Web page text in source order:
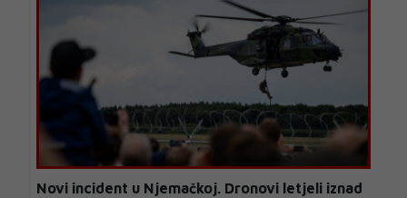
Novi incident u Njemačkoj. Dronovi letjeli iznad